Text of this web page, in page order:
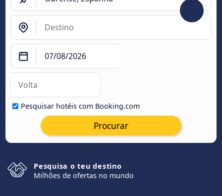
Pesquisar hotéis com Booking.com
Procurar
Pesquisa o teu destino
Milhões de ofertas no mundo